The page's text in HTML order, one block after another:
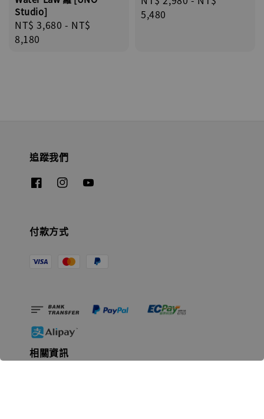
Studio]
Regular
price
NT$ 3,680 - NT$
8,180
price
5,480
追蹤我們
付款方式
相關資訊